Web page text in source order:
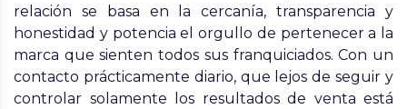
relación se basa en la cercanía, transparencia y
honestidad y potencia el orgullo de pertenecer a la
marca que sienten todos sus franquiciados. Con un
contacto prácticamente diario, que lejos de seguir y
controlar solamente los resultados de venta está